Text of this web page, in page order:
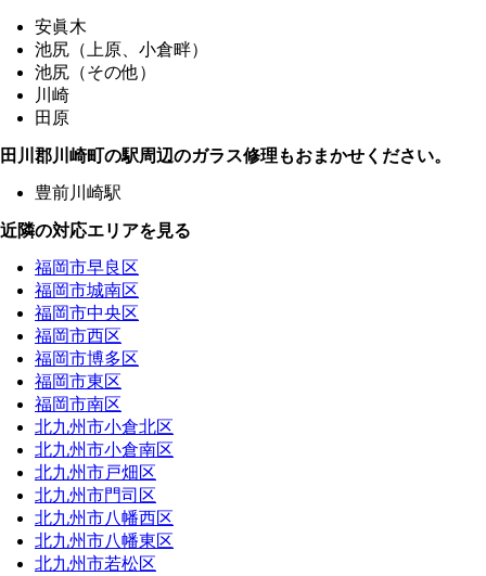
安眞木
池尻（上原、小倉畔）
池尻（その他）
川崎
田原
田川郡川崎町の駅周辺のガラス修理もおまかせください。
豊前川崎駅
近隣の対応エリアを見る
福岡市早良区
福岡市城南区
福岡市中央区
福岡市西区
福岡市博多区
福岡市東区
福岡市南区
北九州市小倉北区
北九州市小倉南区
北九州市戸畑区
北九州市門司区
北九州市八幡西区
北九州市八幡東区
北九州市若松区